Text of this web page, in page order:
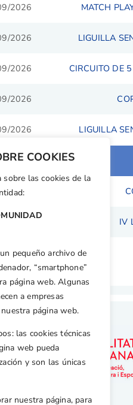
COOKIES
sobre las cookies de la
pequeño archivo de
“smartphone”
página web. Algunas
a empresas
página web.
las cookies técnicas
web pueda
y son las únicas
nuestra página, para
2026 MATCH
2026 LIGUILLA
2026 CIRCUITO DE
2026
2026 LIGUILLA
2026
2026 IV
2026